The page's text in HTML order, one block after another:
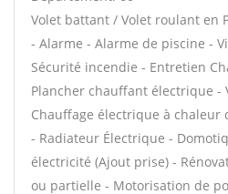
Volet battant / Volet roulant en
- Alarme - Alarme de piscine -
Sécurité incendie - Entretien
Plancher chauffant électrique -
Chauffage électrique à chaleur
- Radiateur Électrique -
électricité (Ajout prise) -
ou partielle - Motorisation de